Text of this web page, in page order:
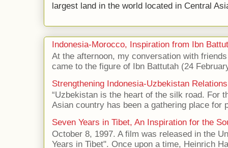
largest land in the world located in Central
Indonesia-Morocco, Inspiration from Ibn
At the afternoon, my conversation with
came to the figure of Ibn Battutah (24
Strengthening Indonesia-Uzbekistan Relations
“Uzbekistan is the heart of the silk road. For
Asian country has been a gathering place for
Seven Years in Tibet, An Inspiration for the
October 8, 1997. A film was released in the
Years in Tibet". Once upon a time, Heinrich